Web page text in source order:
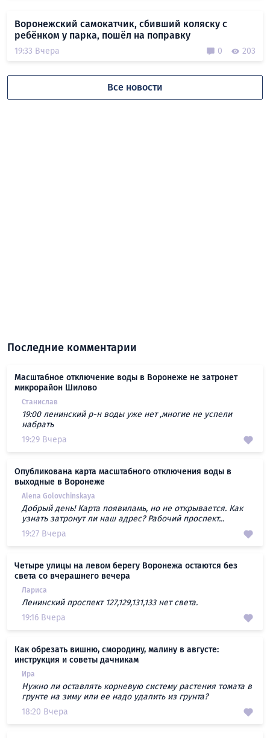
Воронежский самокатчик, сбивший коляску с
ребёнком у парка, пошёл на поправку
19:33 Вчера 0 203
Все новости
Последние комментарии
Масштабное отключение воды в Воронеже не затронет
микрорайон Шилово
Станислав
19:00 ленинский р-н воды уже нет ,многие не успели
набрать
19:29 Вчера
Опубликована карта масштабного отключения воды в
выходные в Воронеже
Alena Golovchinskaya
Добрый день! Карта появиламь, но не открывается. Как
узнать затронут ли наш адрес? Рабочий проспект...
19:27 Вчера
Четыре улицы на левом берегу Воронежа остаются без
света со вчерашнего вечера
Лариса
Ленинский проспект 127,129,131,133 нет света.
19:16 Вчера
Как обрезать вишню, смородину, малину в августе:
инструкция и советы дачникам
Ира
Нужно ли оставлять корневую систему растения томата в
грунте на зиму или ее надо удалить из грунта?
18:20 Вчера